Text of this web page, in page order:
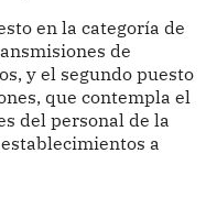
en la categoría de
de
y el segundo puesto
que contempla el
del personal de la
a